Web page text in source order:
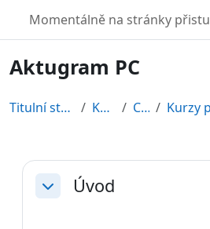
TURBO
Momentálně na stránky
Aktugram PC
Titulní stránka Kurzy CDV
Osnova sekce
Sbalit Úvod